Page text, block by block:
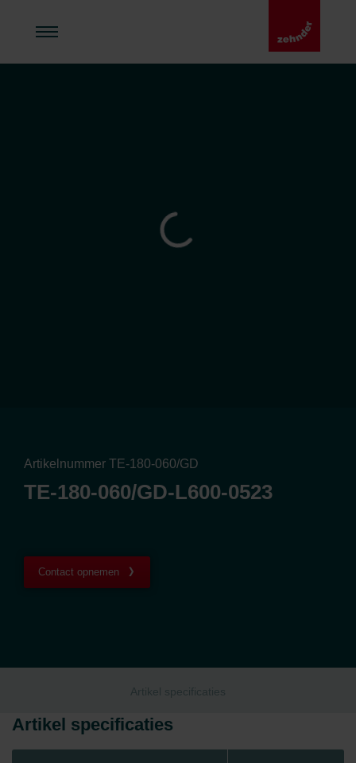
Artikelnummer TE-180-060/GD
TE-180-060/GD-L600-0523
Contact opnemen
Artikel specificaties
Artikel specificaties